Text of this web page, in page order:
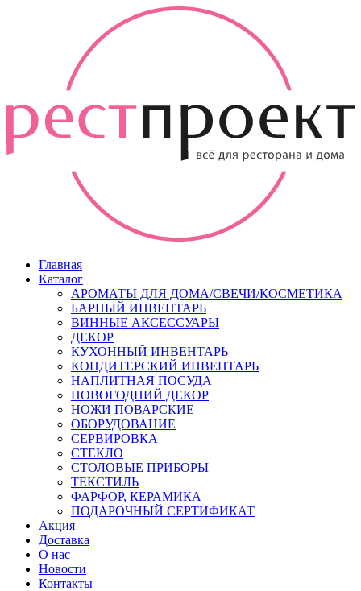
Главная
Каталог
АРОМАТЫ ДЛЯ ДОМА/СВЕЧИ/КОСМЕТИКА
БАРНЫЙ ИНВЕНТАРЬ
ВИННЫЕ АКСЕССУАРЫ
ДЕКОР
КУХОННЫЙ ИНВЕНТАРЬ
КОНДИТЕРСКИЙ ИНВЕНТАРЬ
НАПЛИТНАЯ ПОСУДА
НОВОГОДНИЙ ДЕКОР
НОЖИ ПОВАРСКИЕ
ОБОРУДОВАНИЕ
СЕРВИРОВКА
СТЕКЛО
СТОЛОВЫЕ ПРИБОРЫ
ТЕКСТИЛЬ
ФАРФОР, КЕРАМИКА
ПОДАРОЧНЫЙ СЕРТИФИКАТ
Акция
Доставка
О нас
Новости
Контакты